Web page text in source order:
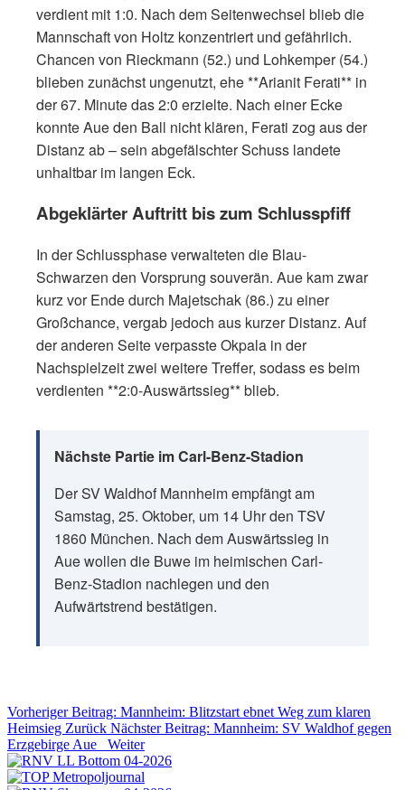
verdient mit 1:0. Nach dem Seitenwechsel blieb die
Mannschaft von Holtz konzentriert und gefährlich.
Chancen von Rieckmann (52.) und Lohkemper (54.)
blieben zunächst ungenutzt, ehe **Arianit Ferati** in
der 67. Minute das 2:0 erzielte. Nach einer Ecke
konnte Aue den Ball nicht klären, Ferati zog aus der
Distanz ab – sein abgefälschter Schuss landete
unhaltbar im langen Eck.
Abgeklärter Auftritt bis zum Schlusspfiff
In der Schlussphase verwalteten die Blau-
Schwarzen den Vorsprung souverän. Aue kam zwar
kurz vor Ende durch Majetschak (86.) zu einer
Großchance, vergab jedoch aus kurzer Distanz. Auf
der anderen Seite verpasste Okpala in der
Nachspielzeit zwei weitere Treffer, sodass es beim
verdienten **2:0-Auswärtssieg** blieb.
Nächste Partie im Carl-Benz-Stadion
Der SV Waldhof Mannheim empfängt am
Samstag, 25. Oktober, um 14 Uhr den TSV
1860 München. Nach dem Auswärtssieg in
Aue wollen die Buwe im heimischen Carl-
Benz-Stadion nachlegen und den
Aufwärtstrend bestätigen.
Vorheriger Beitrag: Mannheim: Blitzstart ebnet Weg zum klaren
Heimsieg Zurück Nächster Beitrag: Mannheim: SV Waldhof gegen
Erzgebirge Aue Weiter